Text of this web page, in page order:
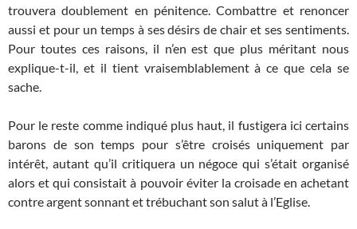
trouvera doublement en pénitence. Combattre et renoncer
aussi et pour un temps à ses désirs de chair et ses sentiments.
Pour toutes ces raisons, il n’en est que plus méritant nous
explique-t-il, et il tient vraisemblablement à ce que cela se
sache.
Pour le reste comme indiqué plus haut, il fustigera ici certains
barons de son temps pour s’être croisés uniquement par
intérêt, autant qu’il critiquera un négoce qui s’était organisé
alors et qui consistait à pouvoir éviter la croisade en achetant
contre argent sonnant et trébuchant son salut à l’Eglise.